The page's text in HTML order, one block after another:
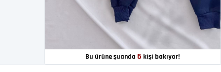
Bu ürüne şuanda 6 kişi bakıyor!